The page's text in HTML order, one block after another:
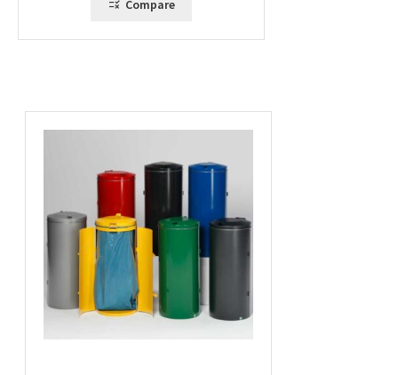
Compare